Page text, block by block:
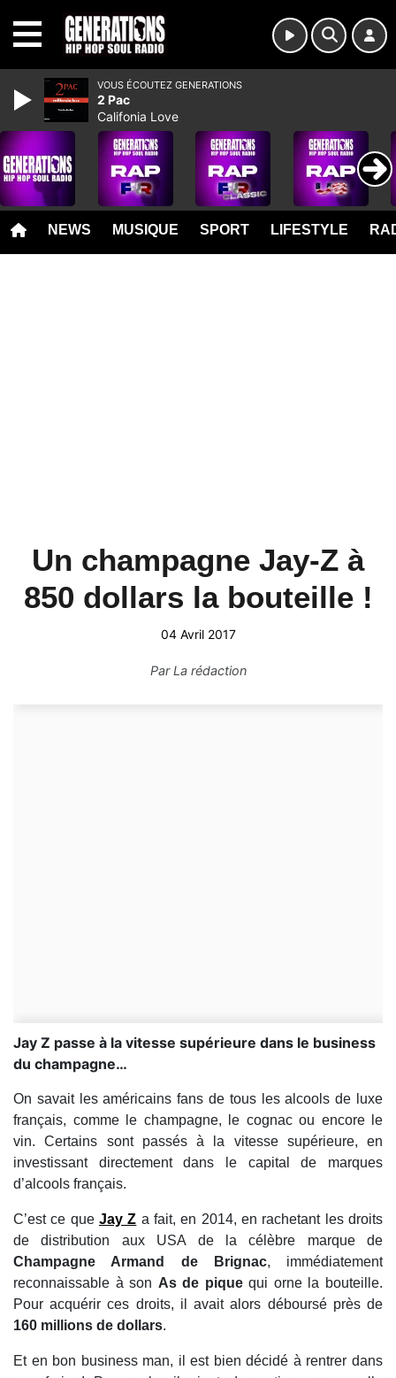
NEWS MUSIQUE SPORT LIFESTYLE
Un champagne Jay-Z à
850 dollars la bouteille !
04 Avril 2017
ParLa rédaction
​Jay Z passe à la vitesse supérieure dans le business
du champagne…
On savait les américains fans de tous les alcools de luxe
français, comme le champagne, le cognac ou encore le
vin. Certains sont passés à la vitesse supérieure, en
investissant directement dans le capital de marques
d’alcools français.
C’est ce que Jay Z a fait, en 2014, en rachetant les droits
de distribution aux USA de la célèbre marque de
Champagne Armand de Brignac, immédiatement
reconnaissable à son As de piquequi orne la bouteille.
Pour acquérir ces droits, il avait alors déboursé près de
160 millions de dollars.
Et en bon business man, il est bien décidé à rentrer dans
VOUS ÉCOUTEZ GENERATIONS
2 Pac
Califonia Love